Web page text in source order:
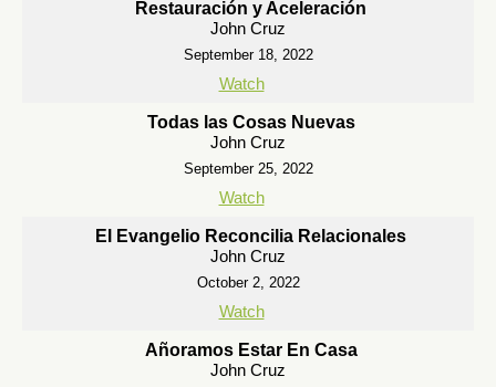
Restauración y Aceleración
John Cruz
September 18, 2022
Watch
Todas las Cosas Nuevas
John Cruz
September 25, 2022
Watch
El Evangelio Reconcilia Relacionales
John Cruz
October 2, 2022
Watch
Añoramos Estar En Casa
John Cruz